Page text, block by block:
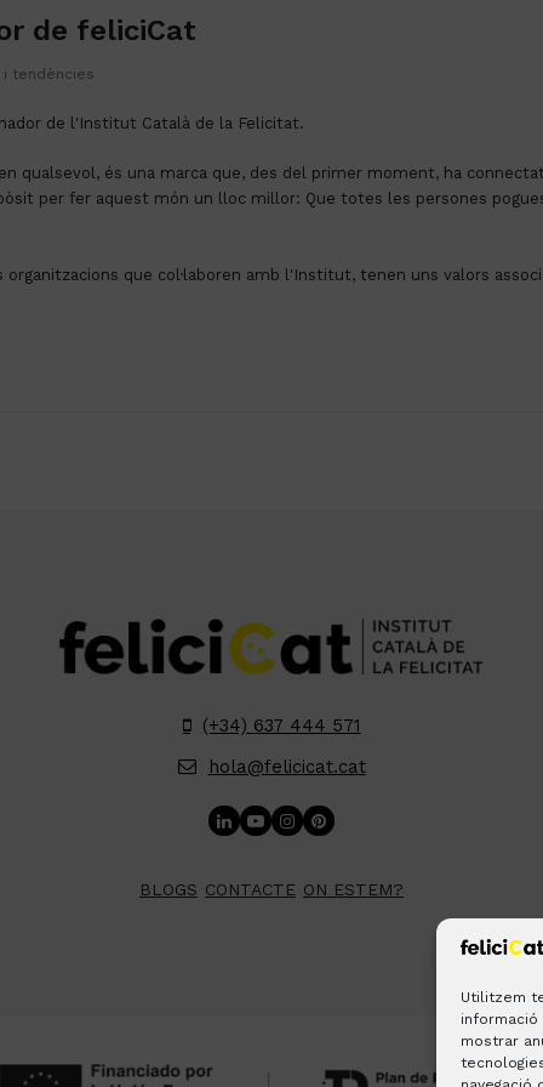
Utilitzem
mostrar
de feliciCat
tendències
de l'Institut Català de la Felicitat.
per fer aquest món un lloc millor: Que totes les persones
(+34) 637 444 571
hola@felicicat.cat
LinkedIn
YouTube
Instagram
Pinterest
BLOGS CONTACTE ON ESTEM?